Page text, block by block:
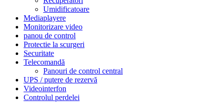
Umidificatoare
Mediaplayere
Monitorizare video
panou de control
Protectie la scurgeri
Securitate
Telecomandă
Panouri de control central
UPS / putere de rezervă
Videointerfon
Сontrolul perdelei